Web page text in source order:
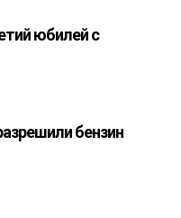
юбилей с
бензин